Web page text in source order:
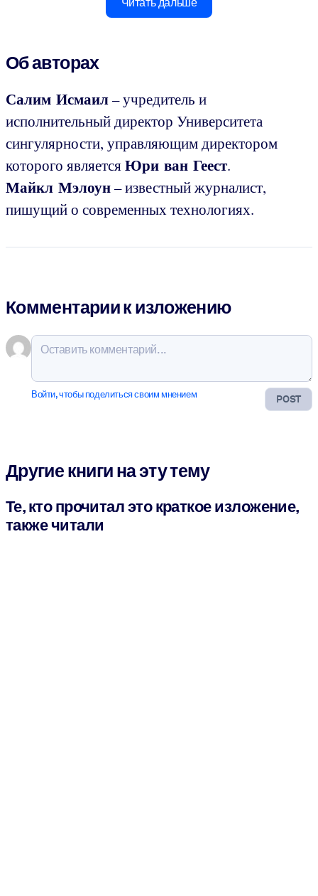
Об авторах
Салим Исмаил– учредитель и
исполнительный директор Университета
сингулярности, управляющим директором
которого являетсяЮри ван Геест.
Майкл Мэлоун– известный журналист,
пишущий о современных технологиях.
Комментарии к изложению
POST
Войти, чтобы поделиться своим мнением
Другие книги на эту тему
Те, кто прочитал это краткое изложение,
также читали